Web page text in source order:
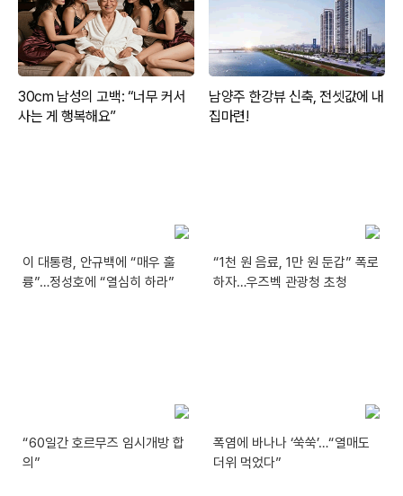
이 대통령, 안규백에 “매우 훌
륭”…정성호에 “열심히 하라”
“1천 원 음료, 1만 원 둔갑” 폭로
하자…우즈벡 관광청 초청
“60일간 호르무즈 임시개방 합
의”
폭염에 바나나 ‘쑥쑥’…“열매도
더위 먹었다”